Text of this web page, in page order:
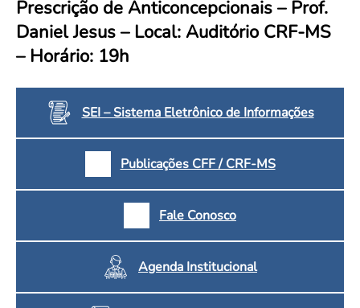
Convenção Coletiva 2025/2026 – Piso salarial Farmácias e Drogaria
Consulta de Farmacêuticos e Estabelecimentos Inscritos no CRF/MS
Saúde Pública e Indígena
Calendário Eleitoral
Candidatos
Votação
Eleições Anteriores
Prescrição de Anticoncepcionais – Prof.
Daniel Jesus – Local: Auditório CRF-MS
– Horário: 19h
SEI – Sistema Eletrônico de Informações
Publicações CFF / CRF-MS
Fale Conosco
Agenda Institucional